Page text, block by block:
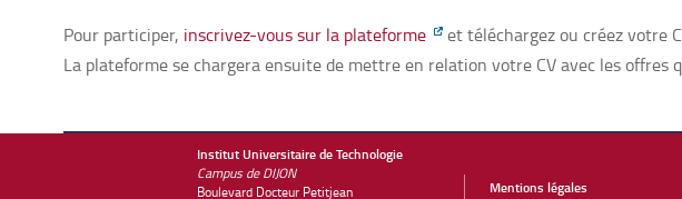
Pour participer, inscrivez-vous sur la plateforme
et téléchargez ou créez votre
La plateforme se chargera ensuite de mettre en relation votre CV avec les offres
Institut Universitaire de Technologie
Campus de DIJON
Boulevard Docteur Petitjean
Mentions légales